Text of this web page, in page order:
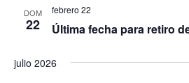
DOM
22 Última fecha para retiro
febrero 22
julio 2026